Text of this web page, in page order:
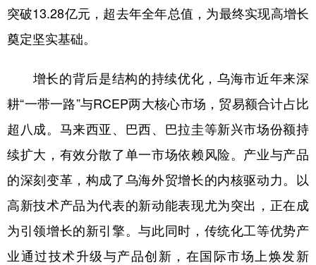
学术中国 乡村振兴 银龄 溯源中国
彩票 娱乐 时尚 悦读
公益 一带一路 亚太网 上市公司
地方频道
北京 天津 河北 山西
辽宁 吉林 上海 江苏
突破13.28亿元，超去年全年总值，为最终实现高增长
奠定坚实基础。
增长的背后是结构的持续优化，乌海市近年来深
耕“一带一路”与RCEP两大核心市场，贸易额合计占比
超八成。马来西亚、巴西、巴拉圭等新兴市场份额持
续扩大，有效分散了单一市场依赖风险。产业与产品
的深刻变革，构成了乌海外贸增长的内核驱动力。以
高新技术产品为代表的新动能表现尤为突出，正在成
为引领增长的新引擎。与此同时，传统化工等优势产
业通过技术升级与产品创新，在国际市场上焕发新